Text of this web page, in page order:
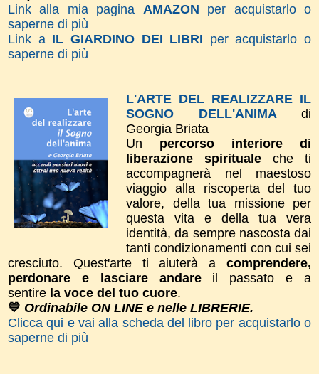
Link alla mia pagina AMAZON per acquistarlo o
saperne di più
Link a IL GIARDINO DEI LIBRI per acquistarlo o
saperne di più
L'ARTE DEL REALIZZARE IL
SOGNO DELL'ANIMA
di
Georgia Briata
Un percorso interiore di
liberazione spirituale che ti
accompagnerà nel maestoso
viaggio alla riscoperta del tuo
valore, della tua missione per
questa vita e della tua vera
identità, da sempre nascosta dai
tanti condizionamenti con cui sei
cresciuto. Quest'arte ti aiuterà a comprendere,
perdonare e lasciare andareil passato e a
sentire la voce del tuo cuore.
💙 Ordinabile ON LINE e nelle LIBRERIE.
Clicca qui e vai alla scheda del libro per acquistarlo o
saperne di più